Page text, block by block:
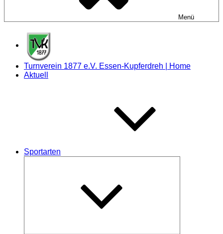
Menü
Turnverein 1877 e.V. Essen-Kupferdreh | Home
Aktuell
Sportarten